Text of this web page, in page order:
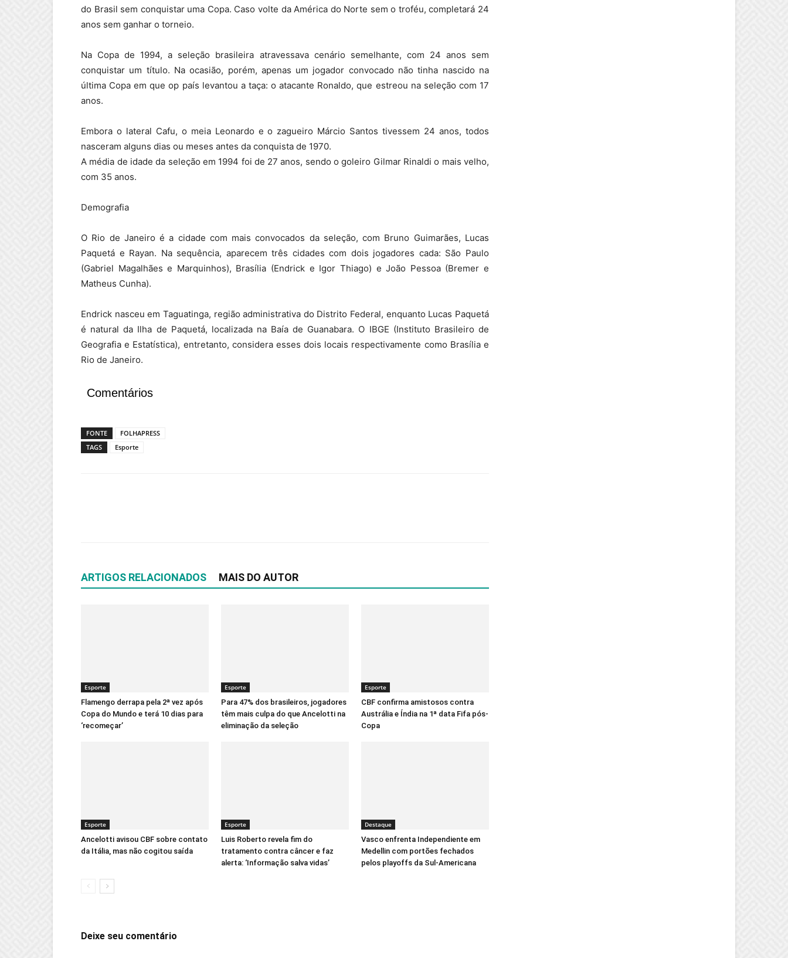
do Brasil sem conquistar uma Copa. Caso volte da América do Norte sem o troféu, completará 24
anos sem ganhar o torneio.
Na Copa de 1994, a seleção brasileira atravessava cenário semelhante, com 24 anos sem
conquistar um título. Na ocasião, porém, apenas um jogador convocado não tinha nascido na
última Copa em que op país levantou a taça: o atacante Ronaldo, que estreou na seleção com 17
anos.
Embora o lateral Cafu, o meia Leonardo e o zagueiro Márcio Santos tivessem 24 anos, todos
nasceram alguns dias ou meses antes da conquista de 1970.
A média de idade da seleção em 1994 foi de 27 anos, sendo o goleiro Gilmar Rinaldi o mais velho,
com 35 anos.
Demografia
O Rio de Janeiro é a cidade com mais convocados da seleção, com Bruno Guimarães, Lucas
Paquetá e Rayan. Na sequência, aparecem três cidades com dois jogadores cada: São Paulo
(Gabriel Magalhães e Marquinhos), Brasília (Endrick e Igor Thiago) e João Pessoa (Bremer e
Matheus Cunha).
Endrick nasceu em Taguatinga, região administrativa do Distrito Federal, enquanto Lucas Paquetá
é natural da Ilha de Paquetá, localizada na Baía de Guanabara. O IBGE (Instituto Brasileiro de
Geografia e Estatística), entretanto, considera esses dois locais respectivamente como Brasília e
Rio de Janeiro.
Comentários
FONTE
FOLHAPRESS
TAGS
Esporte
ARTIGOS RELACIONADOS MAIS DO AUTOR
Esporte
Flamengo derrapa pela 2ª vez após
Copa do Mundo e terá 10 dias para
‘recomeçar’
Esporte
Para 47% dos brasileiros, jogadores
têm mais culpa do que Ancelotti na
eliminação da seleção
Esporte
CBF confirma amistosos contra
Austrália e Índia na 1ª data Fifa pós-
Copa
Esporte
Ancelotti avisou CBF sobre contato
da Itália, mas não cogitou saída
Esporte
Luis Roberto revela fim do
tratamento contra câncer e faz
alerta: ‘Informação salva vidas’
Destaque
Vasco enfrenta Independiente em
Medellin com portões fechados
pelos playoffs da Sul-Americana
Deixe seu comentário